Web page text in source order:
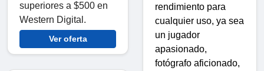
superiores a $500 en
Western Digital.
Ver oferta
rendimiento para
cualquier uso, ya sea
un jugador
apasionado,
fotógrafo aficionado,